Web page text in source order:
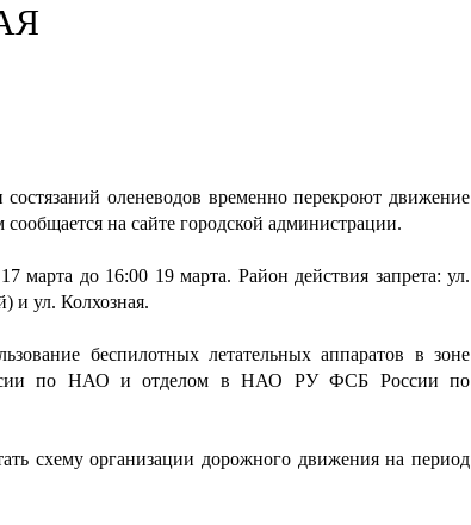
оленеводов временно перекроют движение
на сайте городской администрации.
марта до 16:00 19 марта. Район действия запрета: ул.
и ул. Колхозная.
беспилотных летательных аппаратов в зоне
по НАО и отделом в НАО РУ ФСБ России по
схему организации дорожного движения на период